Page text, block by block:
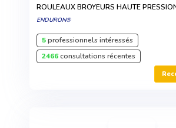
ROULEAUX BROYEURS HAUTE
ENDURON®
5professionnels intéressés
2466consultations récentes